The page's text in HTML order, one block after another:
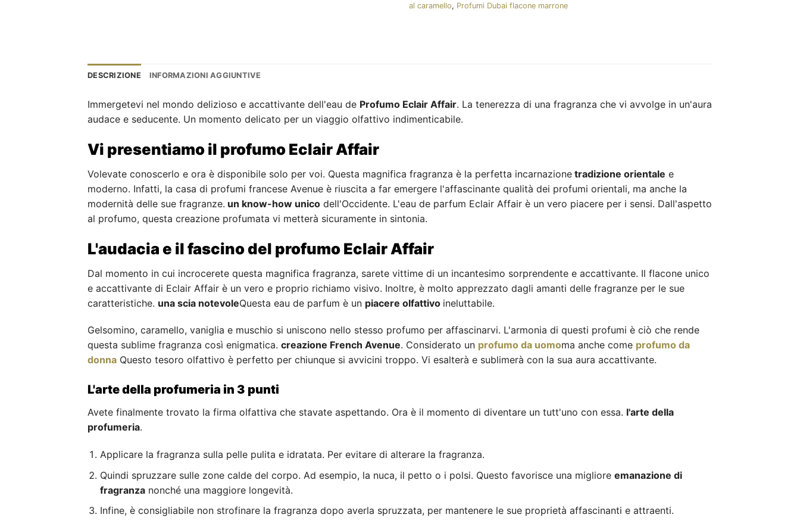
al caramello, Profumi Dubai flacone marrone
DESCRIZIONE INFORMAZIONI AGGIUNTIVE
Immergetevi nel mondo delizioso e accattivante dell'eau de Profumo Eclair Affair. La tenerezza di una fragranza che vi avvolge in un'aura
audace e seducente. Un momento delicato per un viaggio olfattivo indimenticabile.
Vi presentiamo il profumo Eclair Affair
Volevate conoscerlo e ora è disponibile solo per voi. Questa magnifica fragranza è la perfetta incarnazione tradizione orientale e
moderno. Infatti, la casa di profumi francese Avenue è riuscita a far emergere l'affascinante qualità dei profumi orientali, ma anche la
modernità delle sue fragranze. un know-how unico dell'Occidente. L'eau de parfum Eclair Affair è un vero piacere per i sensi. Dall'aspetto
al profumo, questa creazione profumata vi metterà sicuramente in sintonia.
L'audacia e il fascino del profumo Eclair Affair
Dal momento in cui incrocerete questa magnifica fragranza, sarete vittime di un incantesimo sorprendente e accattivante. Il flacone unico
e accattivante di Eclair Affair è un vero e proprio richiamo visivo. Inoltre, è molto apprezzato dagli amanti delle fragranze per le sue
caratteristiche. una scia notevoleQuesta eau de parfum è un piacere olfattivo ineluttabile.
Gelsomino, caramello, vaniglia e muschio si uniscono nello stesso profumo per affascinarvi. L'armonia di questi profumi è ciò che rende
questa sublime fragranza così enigmatica. creazione French Avenue. Considerato un profumo da uomoma anche come profumo da
donna Questo tesoro olfattivo è perfetto per chiunque si avvicini troppo. Vi esalterà e sublimerà con la sua aura accattivante.
L'arte della profumeria in 3 punti
Avete finalmente trovato la firma olfattiva che stavate aspettando. Ora è il momento di diventare un tutt'uno con essa. l'arte della
profumeria.
Applicare la fragranza sulla pelle pulita e idratata. Per evitare di alterare la fragranza.
Quindi spruzzare sulle zone calde del corpo. Ad esempio, la nuca, il petto o i polsi. Questo favorisce una migliore emanazione di
fragranzanonché una maggiore longevità.
Infine, è consigliabile non strofinare la fragranza dopo averla spruzzata, per mantenere le sue proprietà affascinanti e attraenti.